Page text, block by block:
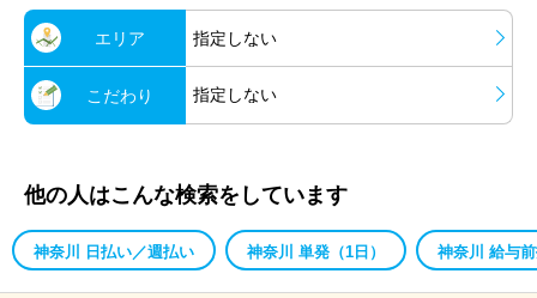
エリア 指定しない
こだわり 指定しない
他の人はこんな検索をしています
神奈川 日払い／週払い 神奈川 単発（1日） 神奈川 給与